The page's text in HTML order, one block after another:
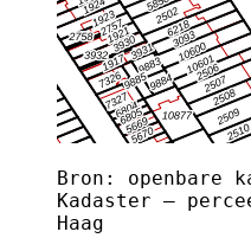
Bron: openbare
Kadaster —
Haag